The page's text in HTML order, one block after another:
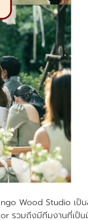
Wood Studio เป็
รวมถึงมีทีมงานที่เป็